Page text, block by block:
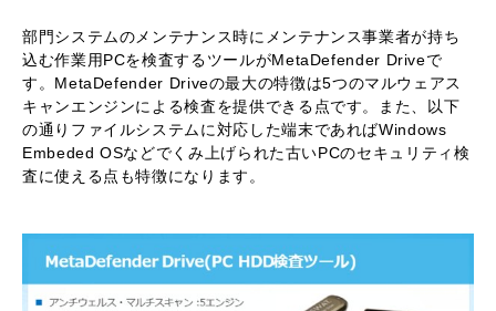
部門システムのメンテナンス時にメンテナンス事業者が持ち
込む作業用PCを検査するツールがMetaDefender Driveで
す。MetaDefender Driveの最大の特徴は5つのマルウェアス
キャンエンジンによる検査を提供できる点です。また、以下
の通りファイルシステムに対応した端末であればWindows
Embeded OSなどでくみ上げられた古いPCのセキュリティ検
査に使える点も特徴になります。